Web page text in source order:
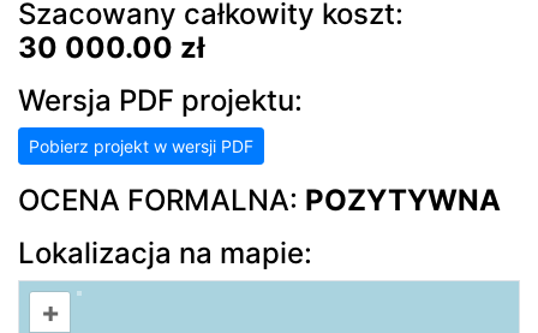
Szacowany całkowity koszt:
30 000.00 zł
Wersja PDF projektu:
Pobierz projekt w wersji PDF
OCENA FORMALNA: POZYTYWNA
Lokalizacja na mapie:
+